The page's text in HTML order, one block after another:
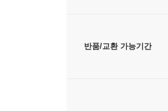
반품/교환 가능기간